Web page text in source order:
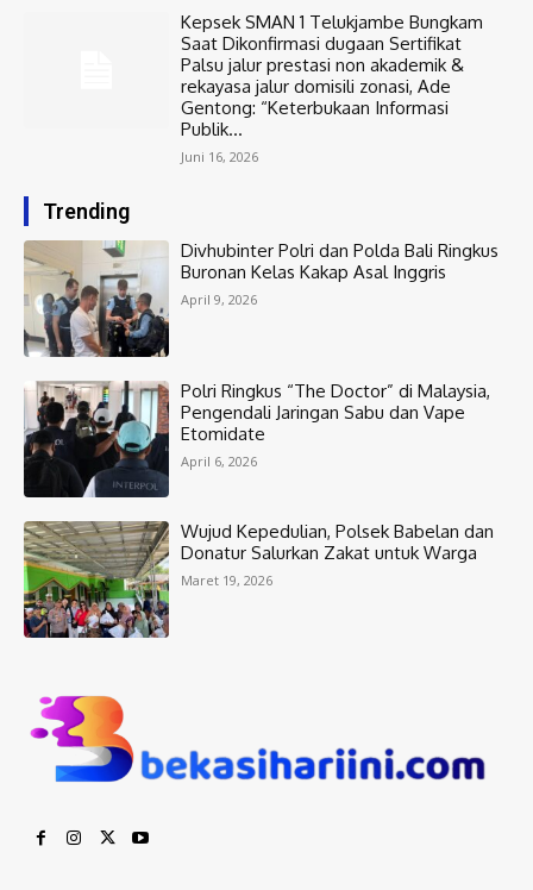
Kepsek SMAN 1 Telukjambe Bungkam
Saat Dikonfirmasi dugaan Sertifikat
Palsu jalur prestasi non akademik &
rekayasa jalur domisili zonasi, Ade
Gentong: “Keterbukaan Informasi
Publik...
Juni 16, 2026
Trending
Divhubinter Polri dan Polda Bali Ringkus
Buronan Kelas Kakap Asal Inggris
April 9, 2026
Polri Ringkus “The Doctor” di Malaysia,
Pengendali Jaringan Sabu dan Vape
Etomidate
April 6, 2026
Wujud Kepedulian, Polsek Babelan dan
Donatur Salurkan Zakat untuk Warga
Maret 19, 2026